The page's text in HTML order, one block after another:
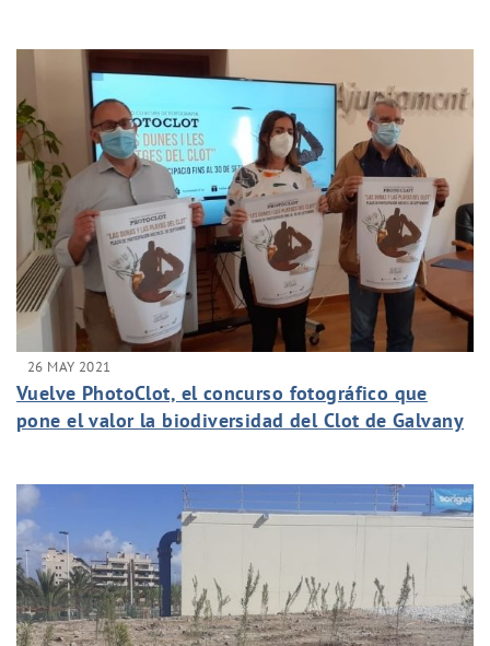
26 MAY 2021
Vuelve PhotoClot, el concurso fotográfico que
pone el valor la biodiversidad del Clot de Galvany